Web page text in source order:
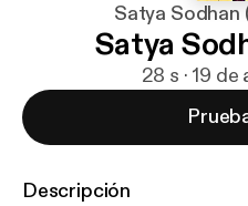
Satya Sodhan
Satya
28 s · 19
Descripción